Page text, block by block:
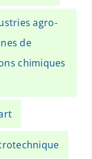
agro-
de
chimiques